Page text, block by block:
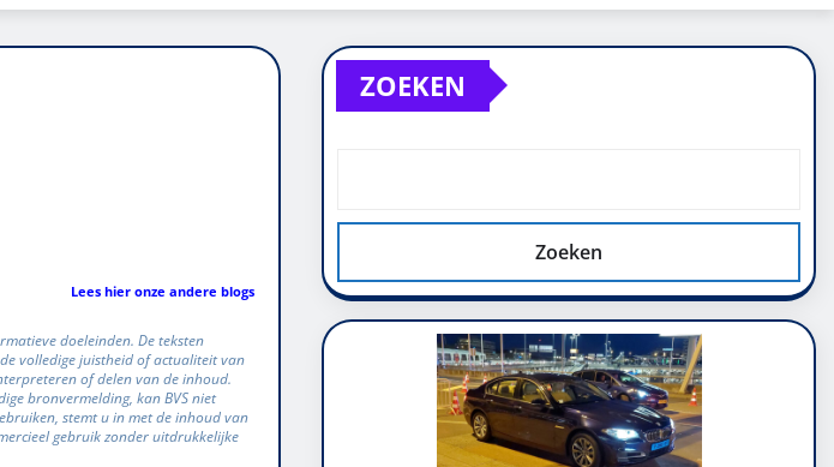
Lees hier onze andere blogs
doeleinden. De teksten
volledige juistheid of actualiteit van
of delen van de inhoud.
bronvermelding, kan BVS niet
stemt u in met de inhoud van
gebruik zonder uitdrukkelijke
ZOEKEN
Zoeken